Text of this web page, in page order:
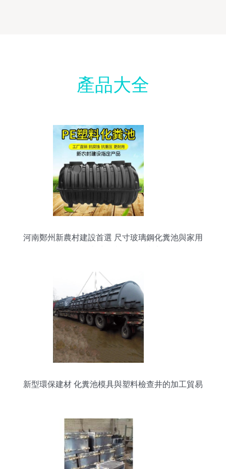
產品大全
河南鄭州新農村建設首選 尺寸玻璃鋼化糞池與家用
新型環保建材 化糞池模具與塑料檢查井的加工貿易